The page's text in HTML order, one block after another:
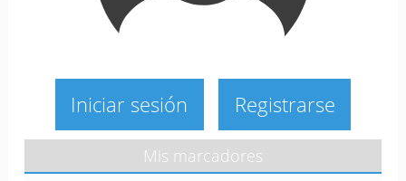
Iniciar sesión Registrarse
Mis marcadores